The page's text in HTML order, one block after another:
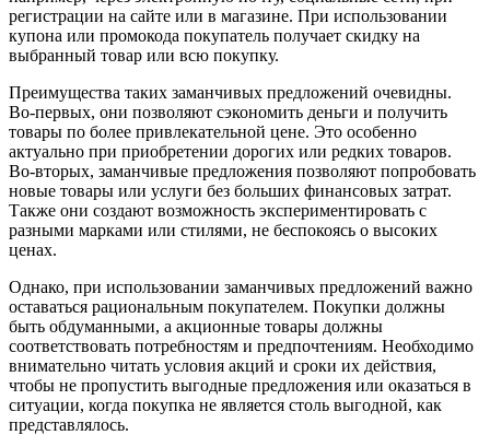
регистрации на сайте или в магазине. При использовании
купона или промокода покупатель получает скидку на
выбранный товар или всю покупку.
Преимущества таких заманчивых предложений очевидны.
Во-первых, они позволяют сэкономить деньги и получить
товары по более привлекательной цене. Это особенно
актуально при приобретении дорогих или редких товаров.
Во-вторых, заманчивые предложения позволяют попробовать
новые товары или услуги без больших финансовых затрат.
Также они создают возможность экспериментировать с
разными марками или стилями, не беспокоясь о высоких
ценах.
Однако, при использовании заманчивых предложений важно
оставаться рациональным покупателем. Покупки должны
быть обдуманными, а акционные товары должны
соответствовать потребностям и предпочтениям. Необходимо
внимательно читать условия акций и сроки их действия,
чтобы не пропустить выгодные предложения или оказаться в
ситуации, когда покупка не является столь выгодной, как
представлялось.